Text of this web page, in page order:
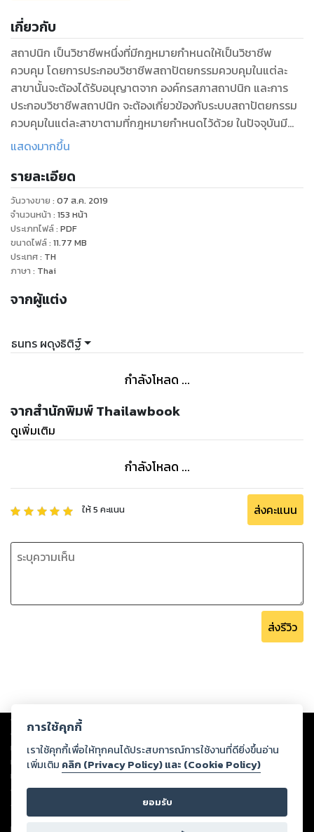
เกี่ยวกับ
สถาปนิก เป็นวิชาชีพหนึ่งที่มีกฎหมายกำหนดให้เป็นวิชาชีพ
ควบคุม โดยการประกอบวิชาชีพสถาปัตยกรรมควบคุมในแต่ละ
สาขานั้นจะต้องได้รับอนุญาตจาก องค์กรสภาสถาปนิก และการ
ประกอบวิชาชีพสถาปนิก จะต้องเกี่ยวข้องกับระบบสถาปัตยกรรม
ควบคุมในแต่ละสาขาตามที่กฎหมายกำหนดไว้ด้วย ในปัจจุบันมี
กฎหมายที่บัญญัติถึงสิทธิและอำนาจหน้าที่ของ “สถาปนิก” “สภา
ถึง 17 ฉบับ 98 มาตรา ผู้เขียนจึงได้ทำการรวบรวมข้อกฎหมาย
เกี่ยวกับ “สถาปนิก สภาสถาปนิก สถาปัตยกรรมควบคุม” ไว้ใน
หนังสือเล่มนี้ เพื่อให้ผู้ที่สนใจได้ทำการศึกษาต่อไป
แสดงมากขึ้น
รายละเอียด
วันวางขาย : 07 ส.ค. 2019
จำนวนหน้า : 153 หน้า
ประเภทไฟล์: PDF
ขนาดไฟล์: 11.77 MB
ประเทศ: TH
ภาษา : Thai
จากผู้แต่ง
ธนทร ผดุงธิติฐ์
กำลังโหลด ...
จากสำนักพิมพ์ Thailawbook
ดูเพิ่มเติม
กำลังโหลด ...
ให้5 คะแนน ส่งคะแนน
ส่งรีวิว
Copyright © 2026
ต่อผลงานหรือเนื้อหาใดที่อัปโหลดผ่านเว็บไซต์และปรากฏว่าละเมิดสิทธิใน
ทรัพย์สินทางปัญญาของบุคคลอื่นหรือขัดต่อกฎหมายและศีลธรรม ดังนั้น ผู้อ่าน
ทุกท่านโปรดใช้วิจารณญาณในการกลั่นกรองด้วยตนเอง และหากท่านพบว่าส่วน
หนึ่งส่วนใดขัดต่อกฎหมายและศีลธรรม กรุณาแจ้งมายังบริษัท เพื่อทีมงานจะได้
ดำเนินการในทันที ทั้งนี้ ทางสตอรี่ล็อกขอสงวนลิขสิทธิ์ตามพระราชบัญญัติ
ลิขสิทธิ์ พ.ศ. 2537 (ฉบับล่าสุด)
For support: member@ookbee.com
การใช้คุกกี้
เราใช้คุกกี้เพื่อให้ทุกคนได้ประสบการณ์การใช้งานที่ดียิ่งขึ้นอ่าน
เพิ่มเติม คลิก (Privacy Policy) และ (Cookie Policy)
ยอมรับ